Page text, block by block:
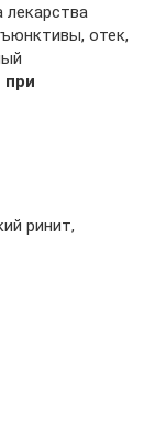
лекарства
отек,
при
ринит,